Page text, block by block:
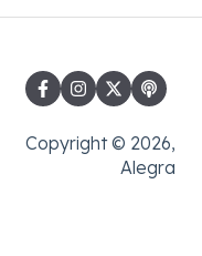
Copyright © 2026,
Alegra